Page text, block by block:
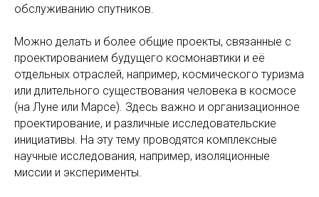
обслуживанию спутников.
Можно делать и более общие проекты, связанные с
проектированием будущего космонавтики и её
отдельных отраслей, например, космического туризма
или длительного существования человека в космосе
(на Луне или Марсе). Здесь важно и организационное
проектирование, и различные исследовательские
инициативы. На эту тему проводятся комплексные
научные исследования, например, изоляционные
миссии и эксперименты.